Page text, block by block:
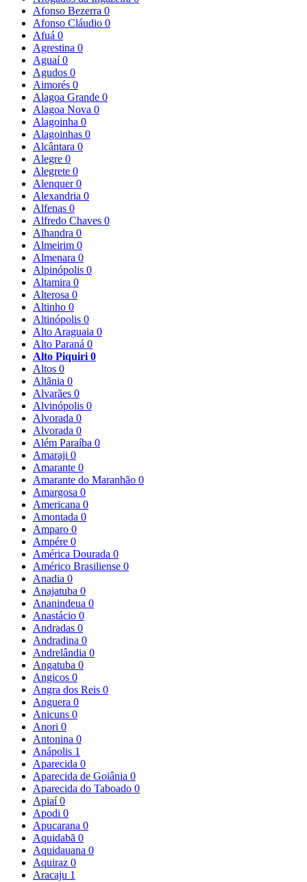
Afonso Bezerra 0
Afonso Cláudio 0
Afuá 0
Agrestina 0
Aguaí0
Agudos 0
Aimorés 0
Alagoa Grande 0
Alagoa Nova 0
Alagoinha 0
Alagoinhas 0
Alcântara 0
Alegre 0
Alegrete 0
Alenquer0
Alexandria 0
Alfenas 0
Alfredo Chaves 0
Alhandra 0
Almeirim 0
Almenara 0
Alpinópolis 0
Altamira 0
Alterosa 0
Altinho 0
Altinópolis 0
Alto Araguaia 0
Alto Paraná 0
Alto Piquiri 0
Altos 0
Altãnia 0
Alvarães 0
Alvinópolis 0
Alvorada 0
Alvorada 0
Além Paraíba 0
Amaraji 0
Amarante 0
Amarante do Maranhão 0
Amargosa 0
Americana 0
Amontada 0
Amparo 0
Ampére 0
América Dourada 0
Américo Brasiliense 0
Anadia 0
Anajatuba 0
Ananindeua 0
Anastácio 0
Andradas 0
Andradina 0
Andrelândia 0
Angatuba 0
Angicos 0
Angra dos Reis 0
Anguera 0
Anicuns 0
Anori 0
Antonina 0
Anápolis 1
Aparecida 0
Aparecida de Goiânia 0
Aparecida do Taboado 0
Apiaí0
Apodi 0
Apucarana 0
Aquidabã 0
Aquidauana 0
Aquiraz 0
Aracaju 1